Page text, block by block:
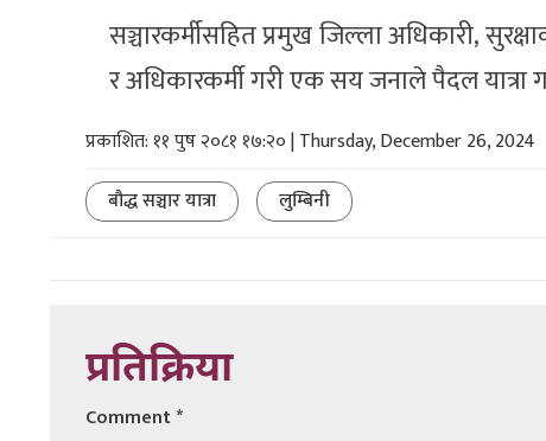
सञ्चारकर्मीसहित प्रमुख जिल्ला अधिकारी,
र अधिकारकर्मी गरी एक सय जनाले पैदल यात्रा
प्रकाशित: ११ पुष २०८१ १७:२० | Thursday, December 26, 2024
बौद्ध सञ्चार यात्रा
लुम्बिनी
प्रतिक्रिया
Comment*